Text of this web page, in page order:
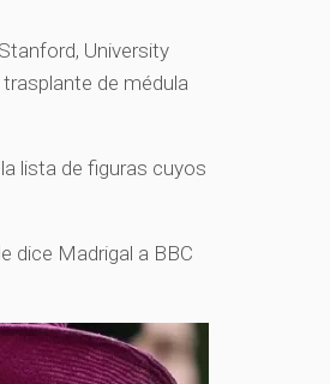
University
trasplante de médula
lista de figuras cuyos
dice Madrigal a BBC